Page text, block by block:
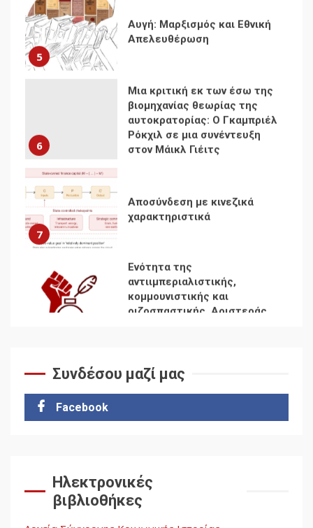
5
Αυγή: Μαρξισμός και Εθνική
Απελευθέρωση
6
Μια κριτική εκ των έσω της
βιομηχανίας θεωρίας της
αυτοκρατορίας: Ο Γκαμπριέλ
Ρόκχιλ σε μια συνέντευξη
στον Μάικλ Γιέιτς
7
Αποσύνδεση με κινεζικά
χαρακτηριστικά
Ενότητα της
αντιιμπεριαλιστικής,
κομμουνιστικής και
ριζοσπαστικής, Αριστεράς
2
Για την απόφαση του 4ου
Documento: Η μεγάλη
ληστεία και ο έλεγχος των
λαών
Συνδέσου μαζί μας
Facebook
Ηλεκτρονικές
βιβλιοθήκες